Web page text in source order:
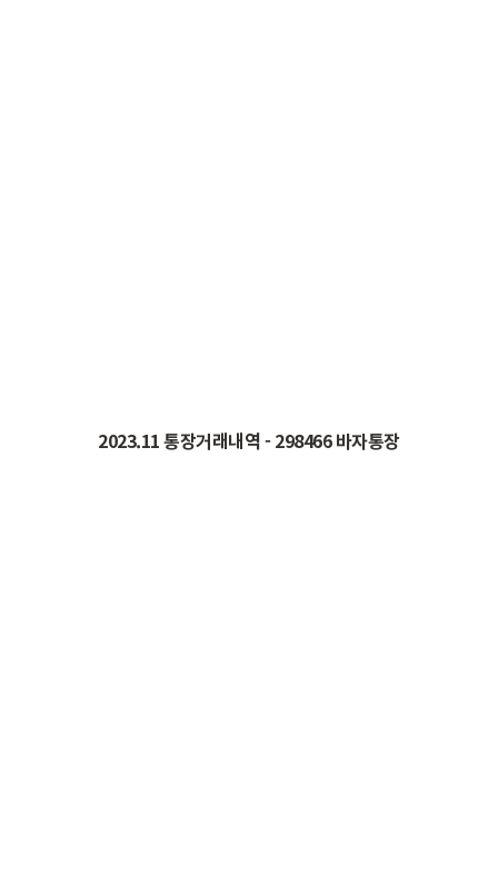
2023.11 통장거래내역- 298466 바자통장